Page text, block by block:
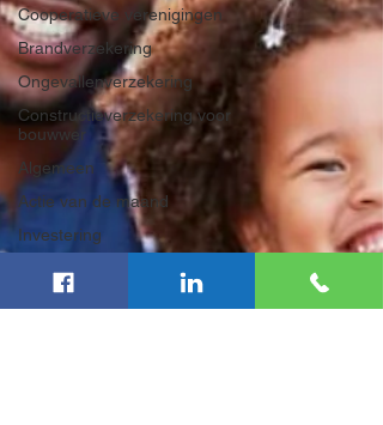
Cooperatieve verenigingen
Brandverzekering
Ongevallenverzekering
Constructieverzekering voor
bouwwer
Algemeen
Actie van de maand
Investering
Inboedelverzekering